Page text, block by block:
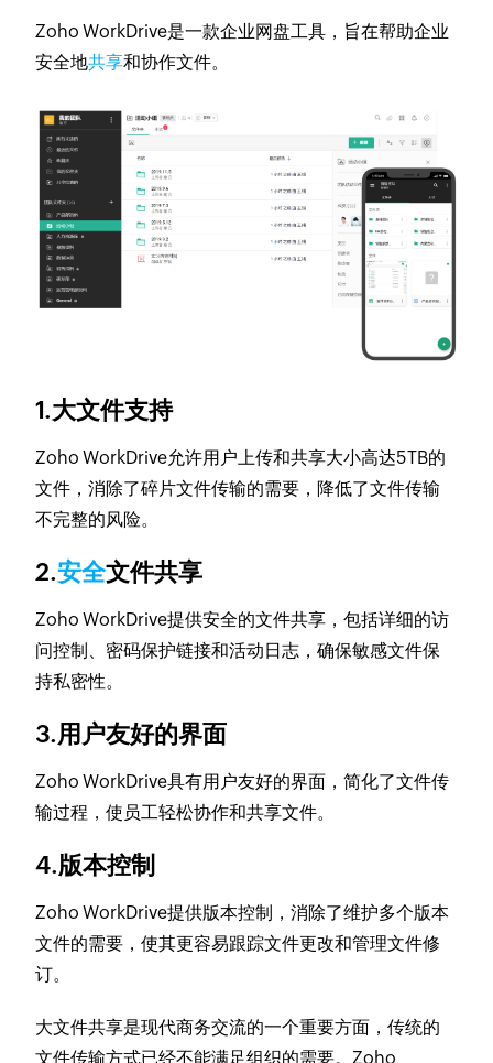
Zoho WorkDrive是一款企业网盘工具，旨在帮助企业
安全地共享和协作文件。
1.大文件支持
Zoho WorkDrive允许用户上传和共享大小高达5TB的
文件，消除了碎片文件传输的需要，降低了文件传输
不完整的风险。
2.安全文件共享
Zoho WorkDrive提供安全的文件共享，包括详细的访
问控制、密码保护链接和活动日志，确保敏感文件保
持私密性。
3.用户友好的界面
Zoho WorkDrive具有用户友好的界面，简化了文件传
输过程，使员工轻松协作和共享文件。
4.版本控制
Zoho WorkDrive提供版本控制，消除了维护多个版本
文件的需要，使其更容易跟踪文件更改和管理文件修
订。
大文件共享是现代商务交流的一个重要方面，传统的
文件传输方式已经不能满足组织的需要。Zoho